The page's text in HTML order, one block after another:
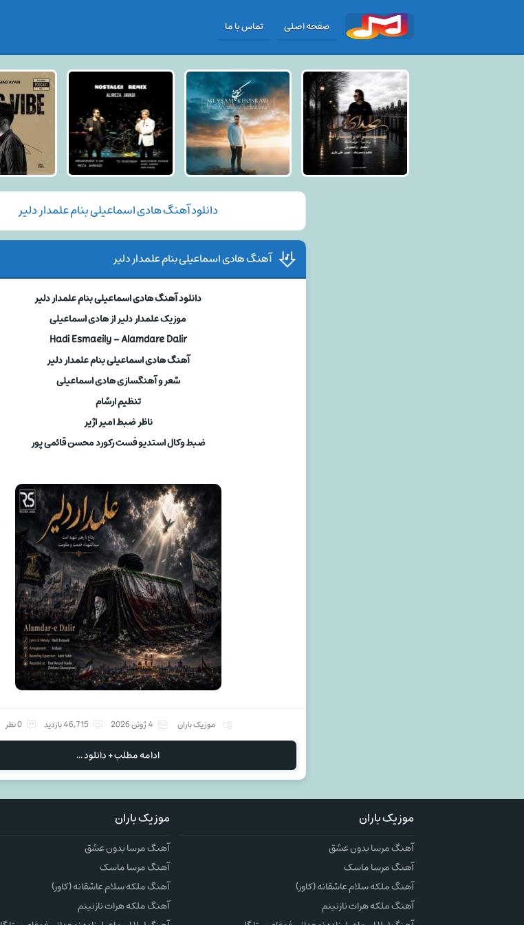
صفحه اصلی تماس با ما
دانلود آهنگ هادی اسماعیلی بنام علمدار دلیر
آهنگ هادی اسماعیلی بنام علمدار دلیر
دانلود آهنگ هادی اسماعیلی بنام علمدار دلیر
موزیک علمدار دلیر از هادی اسماعیلی
Hadi Esmaeily – Alamdare Dalir
آهنگ هادی اسماعیلی بنام علمدار دلیر
شعر و آهنگسازی هادی اسماعیلی
تنظیم ارشام
ناظر ضبط امیر اژیر
ضبط وکال استدیو فست رکورد محسن قائمی پور
موزیک باران 4 ژوئن 2026 46,715 بازدید 0 نظر
ادامه مطلب + دانلود ...
موزیک باران
آهنگ مرسا بدون عشق
آهنگ مرسا ماسک
آهنگ ملکه سلام عاشقانه (کاور)
آهنگ ملکه هرات نازنینم
موزیک باران
آهنگ مرسا بدون عشق
آهنگ مرسا ماسک
آهنگ ملکه سلام عاشقانه (کاور)
آهنگ ملکه هرات نازنینم